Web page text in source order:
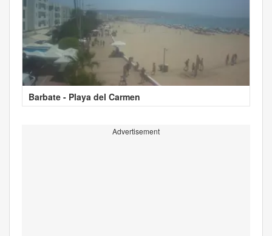
Barbate - Playa del Carmen
Advertisement